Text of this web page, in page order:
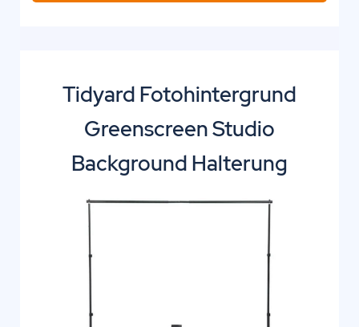
Tidyard Fotohintergrund
Greenscreen Studio
Background Halterung